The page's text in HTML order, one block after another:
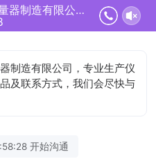
安徽省锐凌计量器制造有限公司正在为您服务
制造有限公司，专业生产仪
及联系方式，我们会尽快与
开始沟通